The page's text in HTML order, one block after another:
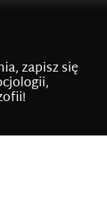
zapisz się
zapisz się